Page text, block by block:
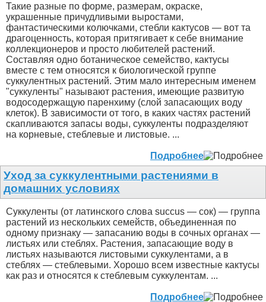
Такие разные по форме, размерам, окраске,
украшенные причудливыми выростами,
фантастическими колючками, стебли кактусов — вот та
драгоценность, которая притягивает к себе внимание
коллекционеров и просто любителей растений.
Составляя одно ботаническое семейство, кактусы
вместе с тем относятся к биологической группе
суккулентных растений. Этим мало интересным именем
"суккуленты" называют растения, имеющие развитую
водосодержащую паренхиму (слой запасающих воду
клеток). В зависимости от того, в каких частях растений
скапливаются запасы воды, суккуленты подразделяют
на корневые, стеблевые и листовые. ...
Подробнее
Уход за суккулентными растениями в
домашних условиях
Суккуленты (от латинского слова succus — сок) — группа
растений из нескольких семейств, объединенная по
одному признаку — запасанию воды в сочных органах —
листьях или стеблях. Растения, запасающие воду в
листьях называются листовыми суккулентами, а в
стеблях — стеблевыми. Хорошо всем известные кактусы
как раз и относятся к стеблевым суккулентам. ...
Подробнее